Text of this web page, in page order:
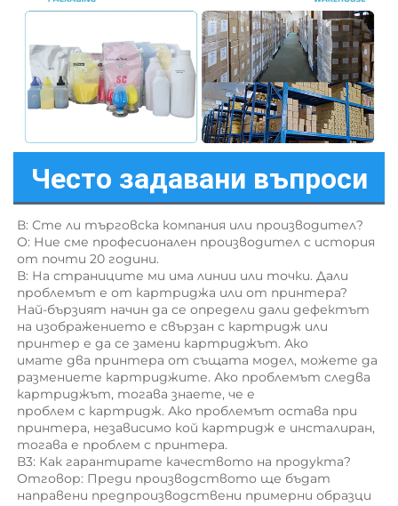
Често задавани въпроси
В: Сте ли търговска компания или производител?
O: Ние сме професионален производител с история
от почти 20 години.
В: На страниците ми има линии или точки. Дали
проблемът е от картриджa или от принтерa?
Най-бързият начин да се определи дали дефектът
на изображението е свързан с картридж или
принтер е да се замени картриджът. Ако
имате два принтера от същата модел, можете да
размениете картриджите. Ако проблемът следва
картриджът, тогава знаете, че е
проблем с картридж. Ако проблемът остава при
принтера, независимо кой картридж е инсталиран,
тогава е проблем с принтера.
В3: Как гарантирате качеството на продукта?
Отговор: Преди производството ще бъдат
направени предпроизводствени примерни образци